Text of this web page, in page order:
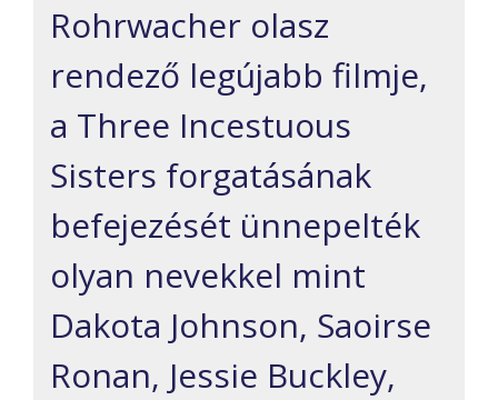
Rohrwacher olasz
rendező legújabb filmje,
a Three Incestuous
Sisters forgatásának
befejezését ünnepelték
olyan nevekkel mint
Dakota Johnson, Saoirse
Ronan, Jessie Buckley,